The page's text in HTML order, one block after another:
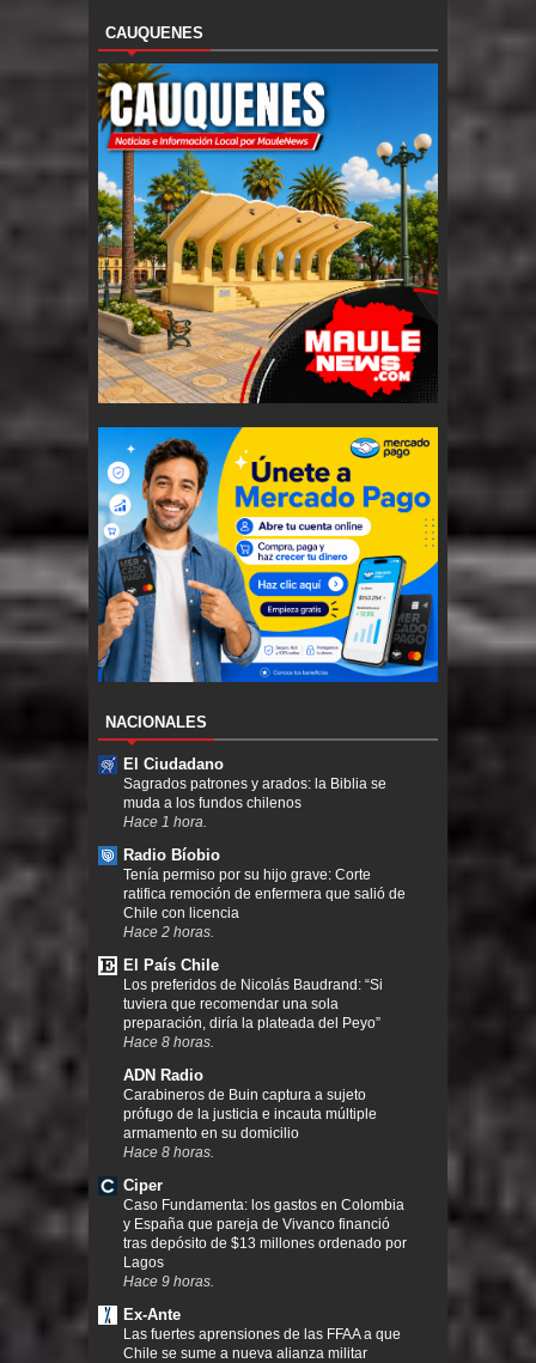
CAUQUENES
NACIONALES
El Ciudadano
Sagrados patrones y arados: la Biblia se
muda a los fundos chilenos
Hace 1 hora.
Radio Bíobio
Tenía permiso por su hijo grave: Corte
ratifica remoción de enfermera que salió de
Chile con licencia
Hace 2 horas.
El País Chile
Los preferidos de Nicolás Baudrand: “Si
tuviera que recomendar una sola
preparación, diría la plateada del Peyo”
Hace 8 horas.
ADN Radio
Carabineros de Buin captura a sujeto
prófugo de la justicia e incauta múltiple
armamento en su domicilio
Hace 8 horas.
Ciper
Caso Fundamenta: los gastos en Colombia
y España que pareja de Vivanco financió
tras depósito de $13 millones ordenado por
Lagos
Hace 9 horas.
Ex-Ante
Las fuertes aprensiones de las FFAA a que
Chile se sume a nueva alianza militar